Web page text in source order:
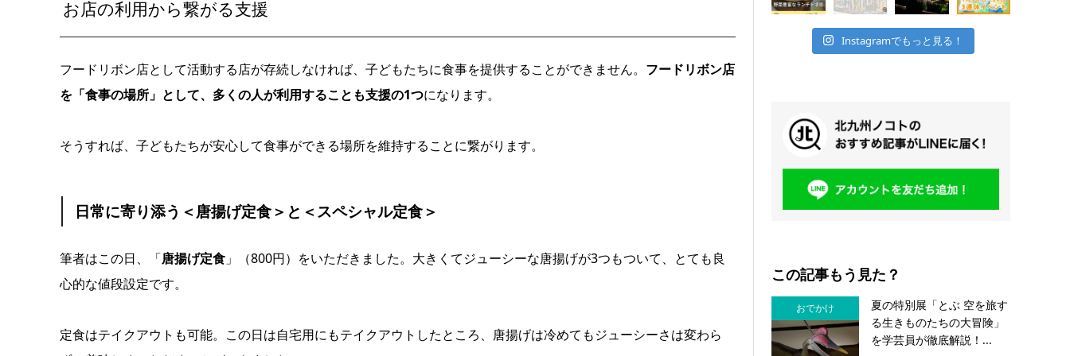
お店の利用から繋がる支援
フードリボン店として活動する店が存続しなければ、子どもたちに食事を提供することができません。 フードリボン店
を「食事の場所」として、多くの人が利用することも支援の1つになります。
そうすれば、子どもたちが安心して食事ができる場所を維持することに繋がります。
日常に寄り添う＜唐揚げ定食＞と＜スペシャル定食＞
筆者はこの日、「唐揚げ定食」（800円）をいただきました。大きくてジューシーな唐揚げが3つもついて、とても良
心的な値段設定です。
定食はテイクアウトも可能。この日は自宅用にもテイクアウトしたところ、唐揚げは冷めてもジューシーさは変わら
Instagramでもっと見る！
この記事もう見た？
おでかけ
夏の特別展「とぶ 空を旅す
る生きものたちの大冒険」
を学芸員が徹底解説！...